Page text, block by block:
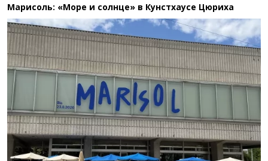
Марисоль: «Море и солнце» в Кунстхаусе Цюриха